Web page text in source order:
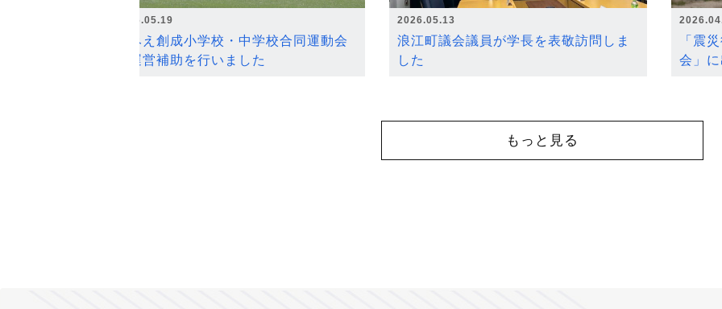
2026.05.19
なみえ創成小学校・中学校合同運動会
の運営補助を行いました
2026.05.13
浪江町議会議員が学長を表敬訪問しま
した
「震
会」
もっと見る